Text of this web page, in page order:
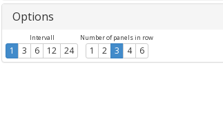
Options
Intervall
1 3 6 12 24
Number of panels in row
1 2 3 4 6